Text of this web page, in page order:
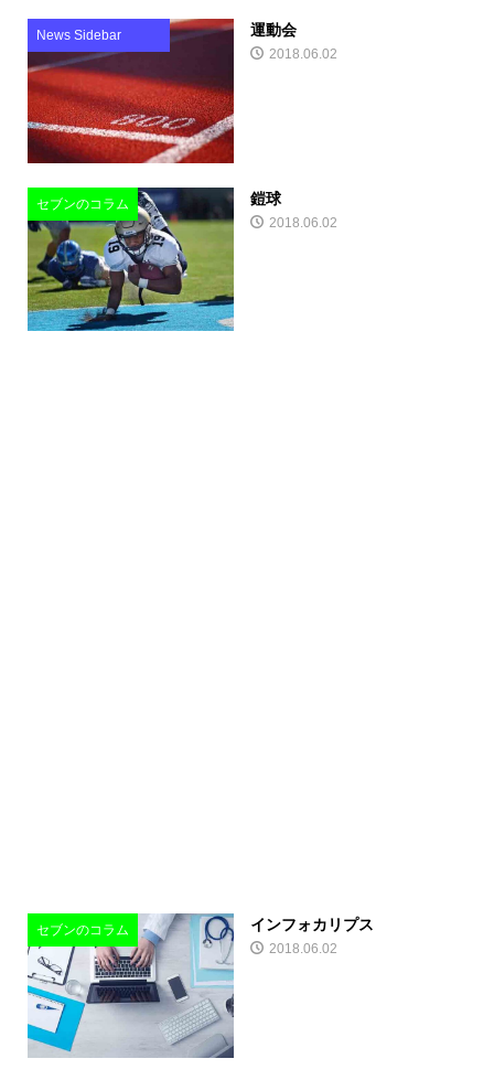
News Sidebar 運動会
2018.06.02
セブンのコラム 鎧球
2018.06.02
セブンのコラム インフォカリプス
2018.06.02